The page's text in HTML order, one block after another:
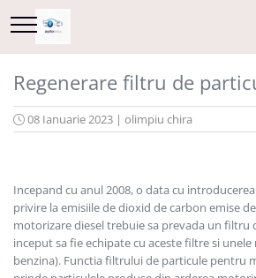
Interfete diagnoza
Testere VAG ( VW, Audi, Seat,
Skoda)
Testere BMW
Testere Ford si Mazda
Testere Fiat/Alfa Romeo
Testere Opel
Testere Jeep/Chrysler
Chei si cipuri
Carcase chei
Chip Transponder
Regenerare filtru de
08 Ianuarie 2023 | olimpiu chira
Incepand cu anul 2008, o data cu
privire la emisiile de dioxid de carbon emise
motorizare diesel trebuie sa prevada un filtru
inceput sa fie echipate cu aceste filtre si unele
benzina). Functia filtrului de particule pentru